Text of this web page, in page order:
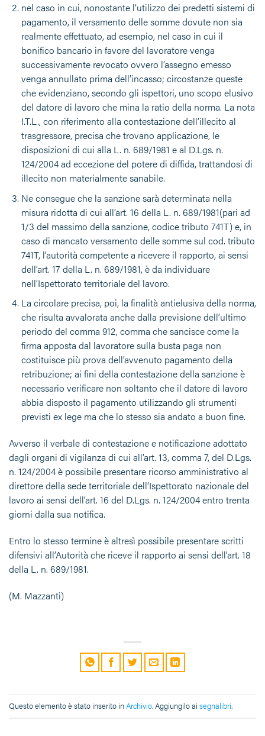
nel caso in cui, nonostante l’utilizzo dei predetti sistemi di
pagamento, il versamento delle somme dovute non sia
realmente effettuato, ad esempio, nel caso in cui il
bonifico bancario in favore del lavoratore venga
successivamente revocato ovvero l’assegno emesso
venga annullato prima dell’incasso; circostanze queste
che evidenziano, secondo gli ispettori, uno scopo elusivo
del datore di lavoro che mina la ratio della norma. La nota
I.T.L., con riferimento alla contestazione dell’illecito al
trasgressore, precisa che trovano applicazione, le
disposizioni di cui alla L. n. 689/1981 e al D.Lgs. n.
124/2004 ad eccezione del potere di diffida, trattandosi di
illecito non materialmente sanabile.
Ne consegue che la sanzione sarà determinata nella
misura ridotta di cui all’art. 16 della L. n. 689/1981(pari ad
1/3 del massimo della sanzione, codice tributo 741T) e, in
caso di mancato versamento delle somme sul cod. tributo
741T, l’autorità competente a ricevere il rapporto, ai sensi
dell’art. 17 della L. n. 689/1981, è da individuare
nell’Ispettorato territoriale del lavoro.
La circolare precisa, poi, la finalità antielusiva della norma,
che risulta avvalorata anche dalla previsione dell’ultimo
periodo del comma 912, comma che sancisce come la
firma apposta dal lavoratore sulla busta paga non
costituisce più prova dell’avvenuto pagamento della
retribuzione; ai fini della contestazione della sanzione è
necessario verificare non soltanto che il datore di lavoro
abbia disposto il pagamento utilizzando gli strumenti
previsti ex lege ma che lo stesso sia andato a buon fine.
Avverso il verbale di contestazione e notificazione adottato
dagli organi di vigilanza di cui all’art. 13, comma 7, del D.Lgs.
n. 124/2004 è possibile presentare ricorso amministrativo al
direttore della sede territoriale dell’Ispettorato nazionale del
lavoro ai sensi dell’art. 16 del D.Lgs. n. 124/2004 entro trenta
giorni dalla sua notifica.
Entro lo stesso termine è altresì possibile presentare scritti
difensivi all’Autorità che riceve il rapporto ai sensi dell’art. 18
della L. n. 689/1981.
(M. Mazzanti)
Questo elemento è stato inserito inArchivio. Aggiungilo ai segnalibri.